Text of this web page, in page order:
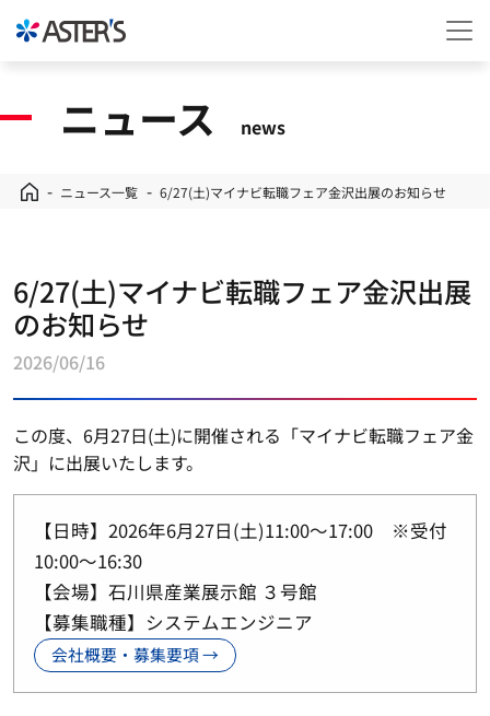
ニュース news
ニュース一覧 6/27(土)マイナビ転職フェア金沢出展のお知らせ
6/27(土)マイナビ転職フェア金沢出展
のお知らせ
2026/06/16
この度、6月27日(土)に開催される「マイナビ転職フェア金
沢」に出展いたします。
【日時】2026年6月27日(土)11:00～17:00 ※受付
10:00～16:30
【会場】石川県産業展示館 ３号館
【募集職種】システムエンジニア
会社概要・募集要項 →